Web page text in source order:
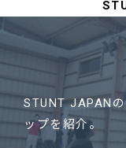
STUNT JAPAN
ップを紹介。